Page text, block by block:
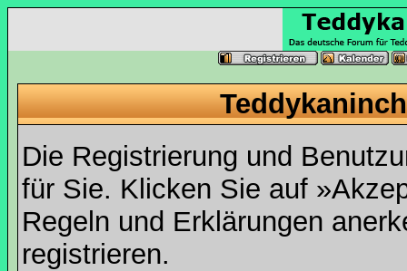
Die Registrierung und
für Sie. Klicken Sie auf
Regeln und Erklärungen
registrieren.